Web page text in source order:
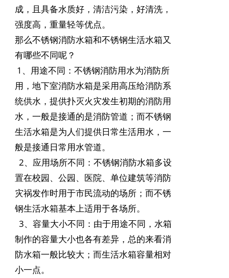
成，且具备水质好，清洁污染，好清洗，
强度高，重量轻等优点。
那么不锈钢消防水箱和不锈钢生活水箱又
有哪些不同呢？
1、用途不同：不锈钢消防用水为消防所
用，地下室消防水箱是采用高压给消防系
统供水，提供扑灭火灾发生初期的消防用
水，一般是接通的是消防管道；而不锈钢
生活水箱是为人们提供日常生活用水，一
般是接通日常用水管道。
2、应用场所不同：不锈钢消防水箱多设
置在校园、公园、医院、单位建筑等消防
灾祸发作时用于市民流动的场所；而不锈
钢生活水箱基本上适用于各场所。
3、容量大小不同：由于用途不同，水箱
制作的容量大小也各有差异，总的来看消
防水箱一般比较大；而生活水箱容量相对
小一点。